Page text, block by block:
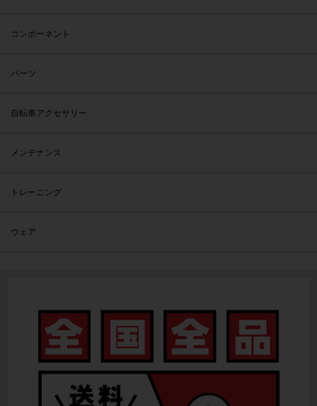
コンポーネント
パーツ
自転車アクセサリー
メンテナンス
トレーニング
ウェア